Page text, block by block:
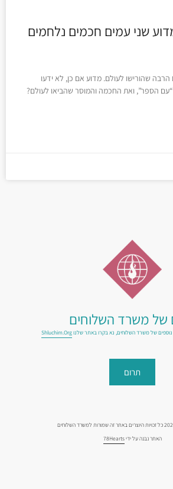
שני עמים חכמים נלחמים
הרבה שהורישו לעולם. מדוע אם כן, לא ידעו
הספר”, ואת החכמה והמוסר שהביאו לעולם?
של משרד השלוחים
של משרד השלוחים, נא בקרו באתר שלנוShluchim.org
תרום
האתר נבנה על ידי78Hearts